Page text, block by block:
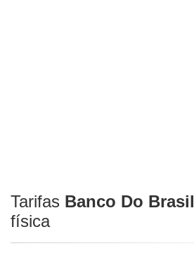
Tarifas Banco Do Brasil
física